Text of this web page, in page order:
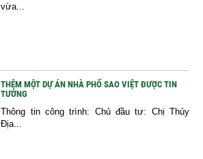
vừa...
THÊM MỘT DỰ ÁN NHÀ PHỐ SAO VIỆT ĐƯỢC TIN
TƯỞNG
Thông tin công trình: Chủ đầu tư: Chị Thủy
Địa...